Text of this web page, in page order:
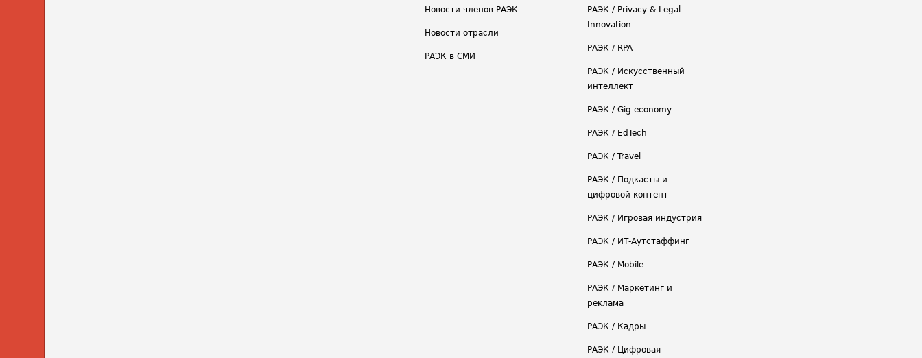
Новости членов РАЭК
Новости отрасли
РАЭК в СМИ
РАЭК / Privacy & Legal
Innovation
РАЭК / RPA
РАЭК / Искусственный
интеллект
РАЭК / Gig economy
РАЭК / EdTech
РАЭК / Travel
РАЭК / Подкасты и
цифровой контент
РАЭК / Игровая индустрия
РАЭК / ИТ-Аутстаффинг
РАЭК / Mobile
РАЭК / Маркетинг и
реклама
РАЭК / Кадры
РАЭК / Цифровая